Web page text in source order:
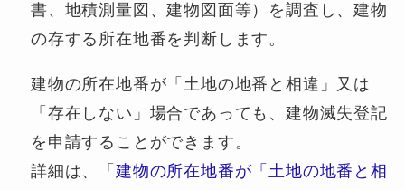
書、地積測量図、建物図面等）を調査し、建物
の存する所在地番を判断します。
建物の所在地番が「土地の地番と相違」又は
「存在しない」場合であっても、建物滅失登記
を申請することができます。
詳細は、「 建物の所在地番が「土地の地番と相